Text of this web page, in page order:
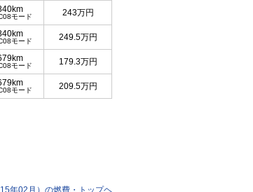
モード 243万円
モード 249.5万円
モード 179.3万円
モード 209.5万円
年02月）の燃費・トップヘ